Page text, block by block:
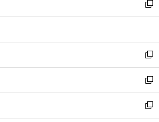
く
で
開
ド
ウ
開
く
ィ
ン
ウ
で
開
く
い
ウ
ン
ド
ウ
で
開
く
新
し
ウ
ィ
ン
ド
ウ
で
開
新
し
い
ウ
ィ
ン
新
し
い
ウ
新